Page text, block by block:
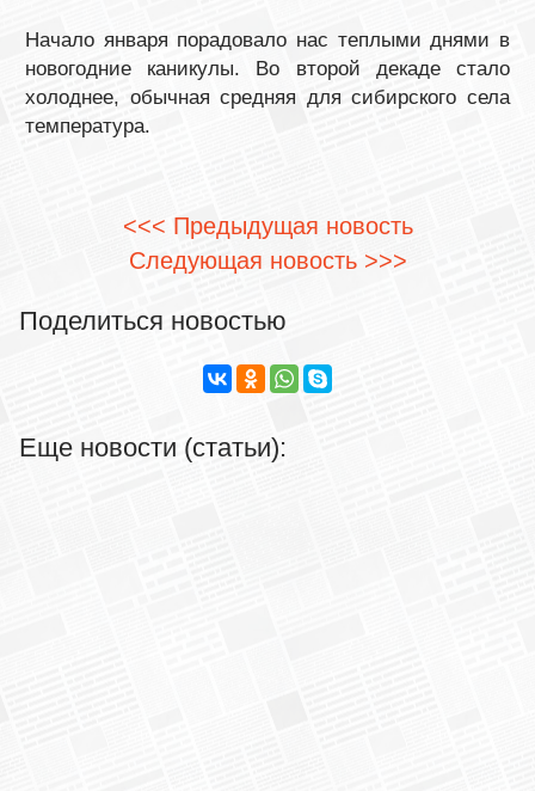
Начало января порадовало нас теплыми днями в
новогодние каникулы. Во второй декаде стало
холоднее, обычная средняя для сибирского села
температура.
<<< Предыдущая новость
Следующая новость >>>
Поделиться новостью
Еще новости (статьи):